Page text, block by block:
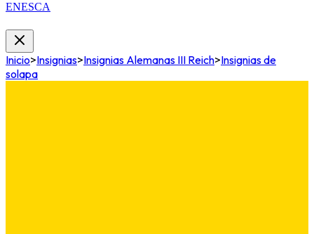
ENESCA
Inicio>Insignias>Insignias Alemanas III Reich>Insignias de
solapa